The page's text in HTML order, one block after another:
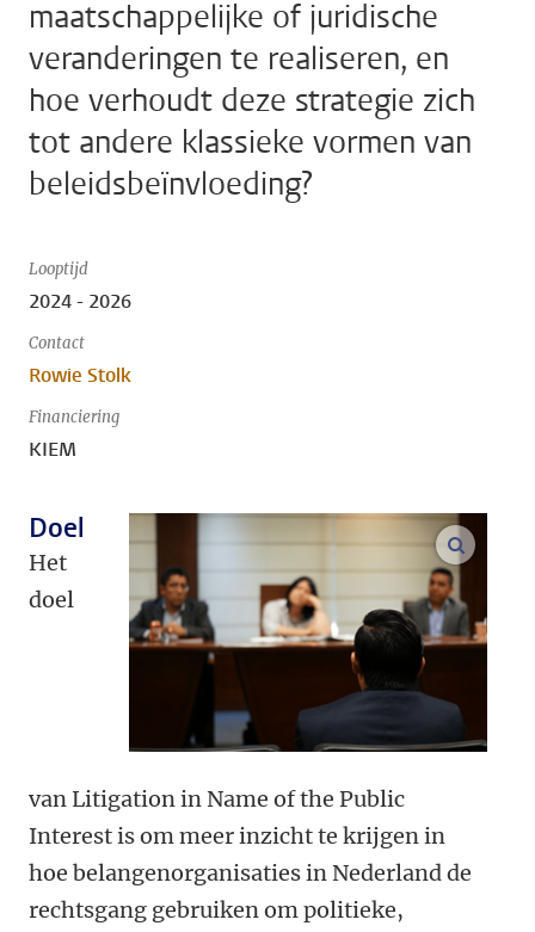
maatschappelijke of juridische
veranderingen te realiseren, en
hoe verhoudt deze strategie zich
tot andere klassieke vormen van
beleidsbeïnvloeding?
Looptijd
2024 - 2026
Contact
Rowie Stolk
Financiering
KIEM
open
Doel
Het
doel
van Litigation in Name of the Public
Interest is om meer inzicht te krijgen in
hoe belangenorganisaties in Nederland de
rechtsgang gebruiken om politieke,